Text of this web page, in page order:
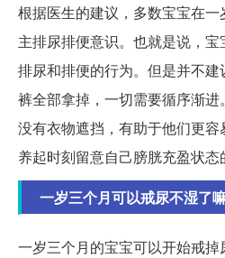
根据医生的建议，多数宝宝在
主排尿排便意识。也就是说，
排尿和排便的行为。但是并不
裤全部拿掉，一切需要循序渐
没有衣物遮挡，有助于他们更
养起时刻留意自己膀胱充盈状态
一岁三个月可以戒尿不湿了
一岁三个月的宝宝可以开始戒